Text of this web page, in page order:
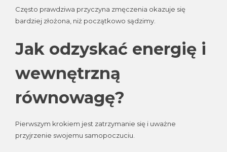
Często prawdziwa przyczyna zmęczenia okazuje się
bardziej złożona, niż początkowo sądzimy.
Jak odzyskać energię i
wewnętrzną
równowagę?
Pierwszym krokiem jest zatrzymanie się i uważne
przyjrzenie swojemu samopoczuciu.